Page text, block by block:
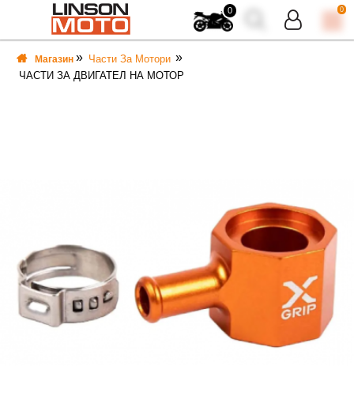
0 0
Магазин
Части За Мотори
ЧАСТИ ЗА ДВИГАТЕЛ НА МОТОР